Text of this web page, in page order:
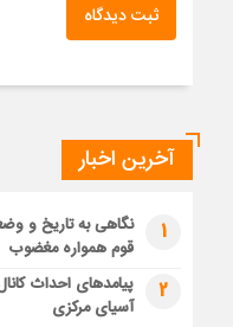
ثبت دیدگاه
آخرین اخبار
1
نگاهی به تاریخ و
قوم همواره مغضوب
2
پیامدهای احداث
آسیای مرکزی